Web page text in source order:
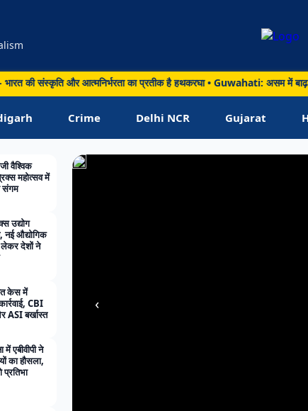
संस्कृति और आत्मनिर्भरता का प्रतीक है हथकरघा • Guwahati: असम में बाढ़ का
Crime Delhi NCR Gujarat
वैश्विक
महोत्सव में
संगम
उद्योग
नई औद्योगिक
लेकर देशों ने
केस में
CBI
ASI बर्खास्त
एबीवीपी ने
का हौसला,
‹
मृतकों
का
96
पहुंचा